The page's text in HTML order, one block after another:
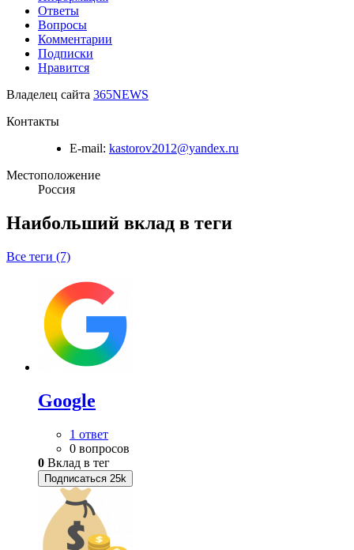
Ответы
Вопросы
Комментарии
Подписки
Нравится
Владелец сайта 365NEWS
Контакты
E-mail: kastorov2012@yandex.ru
Местоположение
Россия
Наибольший вклад в теги
Все теги (7)
Google
1 ответ
0 вопросов
0 Вклад в тег
Подписаться 25k